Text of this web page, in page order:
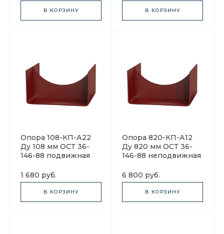
В КОРЗИНУ В КОРЗИНУ
Опора 108-КП-А22
Ду 108 мм ОСТ 36-
146-88 подвижная
1 680 руб.
В КОРЗИНУ
Опора 820-КП-А12
Ду 820 мм ОСТ 36-
146-88 неподвижная
6 800 руб.
В КОРЗИНУ